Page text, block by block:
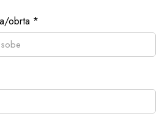
obrta *